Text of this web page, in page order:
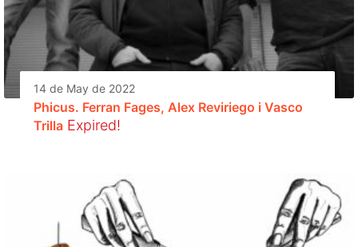
14 de May de 2022
Phicus. Ferran Fages, Alex Reviriego i Vasco
Trilla Expired!